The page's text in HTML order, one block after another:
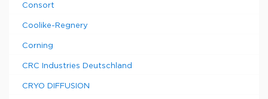
Consort
Coolike-Regnery
Corning
CRC Industries Deutschland
CRYO DIFFUSION